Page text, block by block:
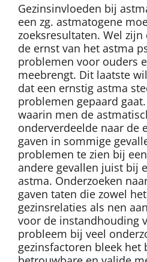
Gezinsinvloeden bij
een zg. astmatogene
zoeksresultaten. Wel
de ernst van het astma
problemen voor ouders
meebrengt. Dit laatste
dat een ernstig astma
problemen gepaard
waarin men de
onderverdeelde naar de
gaven in sommige
problemen te zien bij
andere gevallen juist bij
astma. Onderzoeken
gaven taten die zowel
gezinsrelaties als nen
voor de instandhouding
probleem bij veel
gezinsfactoren bleek het